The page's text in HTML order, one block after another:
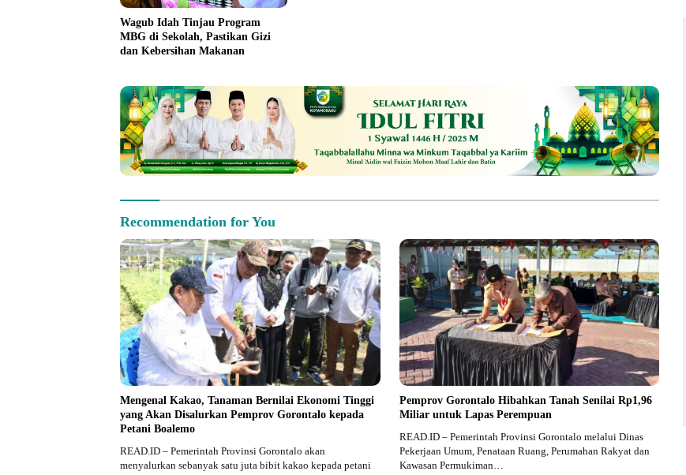
Wagub Idah Tinjau Program
MBG di Sekolah, Pastikan Gizi
dan Kebersihan Makanan
Recommendation for You
Mengenal Kakao, Tanaman Bernilai Ekonomi Tinggi
yang Akan Disalurkan Pemprov Gorontalo kepada
Petani Boalemo
READ.ID – Pemerintah Provinsi Gorontalo akan
menyalurkan sebanyak satu juta bibit kakao kepada petani
Pemprov Gorontalo Hibahkan Tanah Senilai Rp1,96
Miliar untuk Lapas Perempuan
READ.ID – Pemerintah Provinsi Gorontalo melalui Dinas
Pekerjaan Umum, Penataan Ruang, Perumahan Rakyat dan
Kawasan Permukiman…